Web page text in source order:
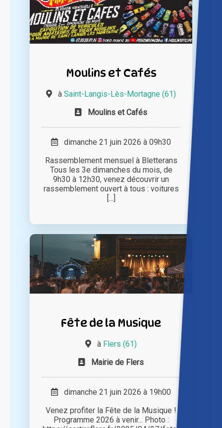
Moulins et Cafés
à Saint-Langis-Lès-Mortagne (61)
Moulins et Cafés
dimanche 21 juin 2026 à 09h30
Rassemblement mensuel à Bletterans
Tous les 3e dimanches du mois, de
9h30 à 12h30, venez découvrir un
rassemblement ouvert à tous : voitures
[...]
Fête de la Musique
à Flers (61)
Mairie de Flers
dimanche 21 juin 2026 à 19h00
Venez profiter la Fête de la Musique !
Programme 2026 à venir... Photo :